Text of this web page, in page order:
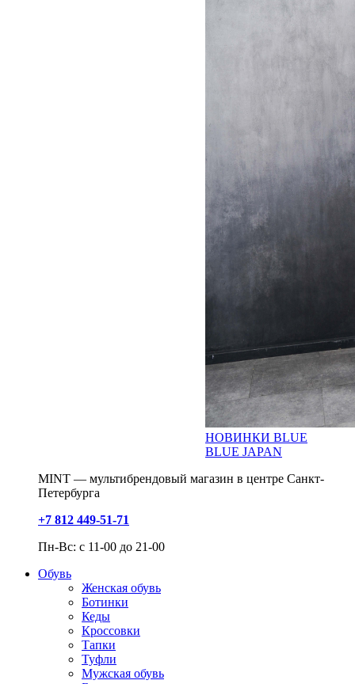
НОВИНКИ BLUE
BLUE JAPAN
MINT — мультибрендовый магазин в центре Санкт-
Петербурга
+7 812 449-51-71
Пн-Вс: с 11-00 до 21-00
Обувь
Женская обувь
Ботинки
Кеды
Кроссовки
Тапки
Туфли
Мужская обувь